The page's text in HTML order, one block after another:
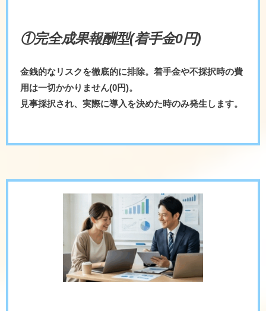
①完全成果報酬型(着手金0円)
金銭的なリスクを徹底的に排除。着手金や不採択時の費
用は一切かかりません(0円)。
見事採択され、実際に導入を決めた時のみ発生します。